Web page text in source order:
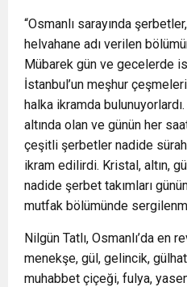
“Osmanlı sarayında
helvahane adı verilen
Mübarek gün ve gecelerde
İstanbul’un meşhur
halka ikramda
altında olan ve günün her
çeşitli şerbetler nadide
ikram edilirdi. Kristal, altın,
nadide şerbet takımları
mutfak bölümünde
Nilgün Tatlı, Osmanlı’da en
menekşe, gül, gelincik,
muhabbet çiçeği, fulya,